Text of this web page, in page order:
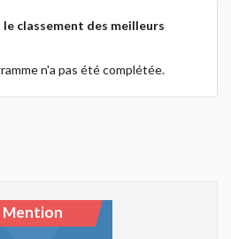
classement des meilleurs
n'a pas été complétée.
Mention